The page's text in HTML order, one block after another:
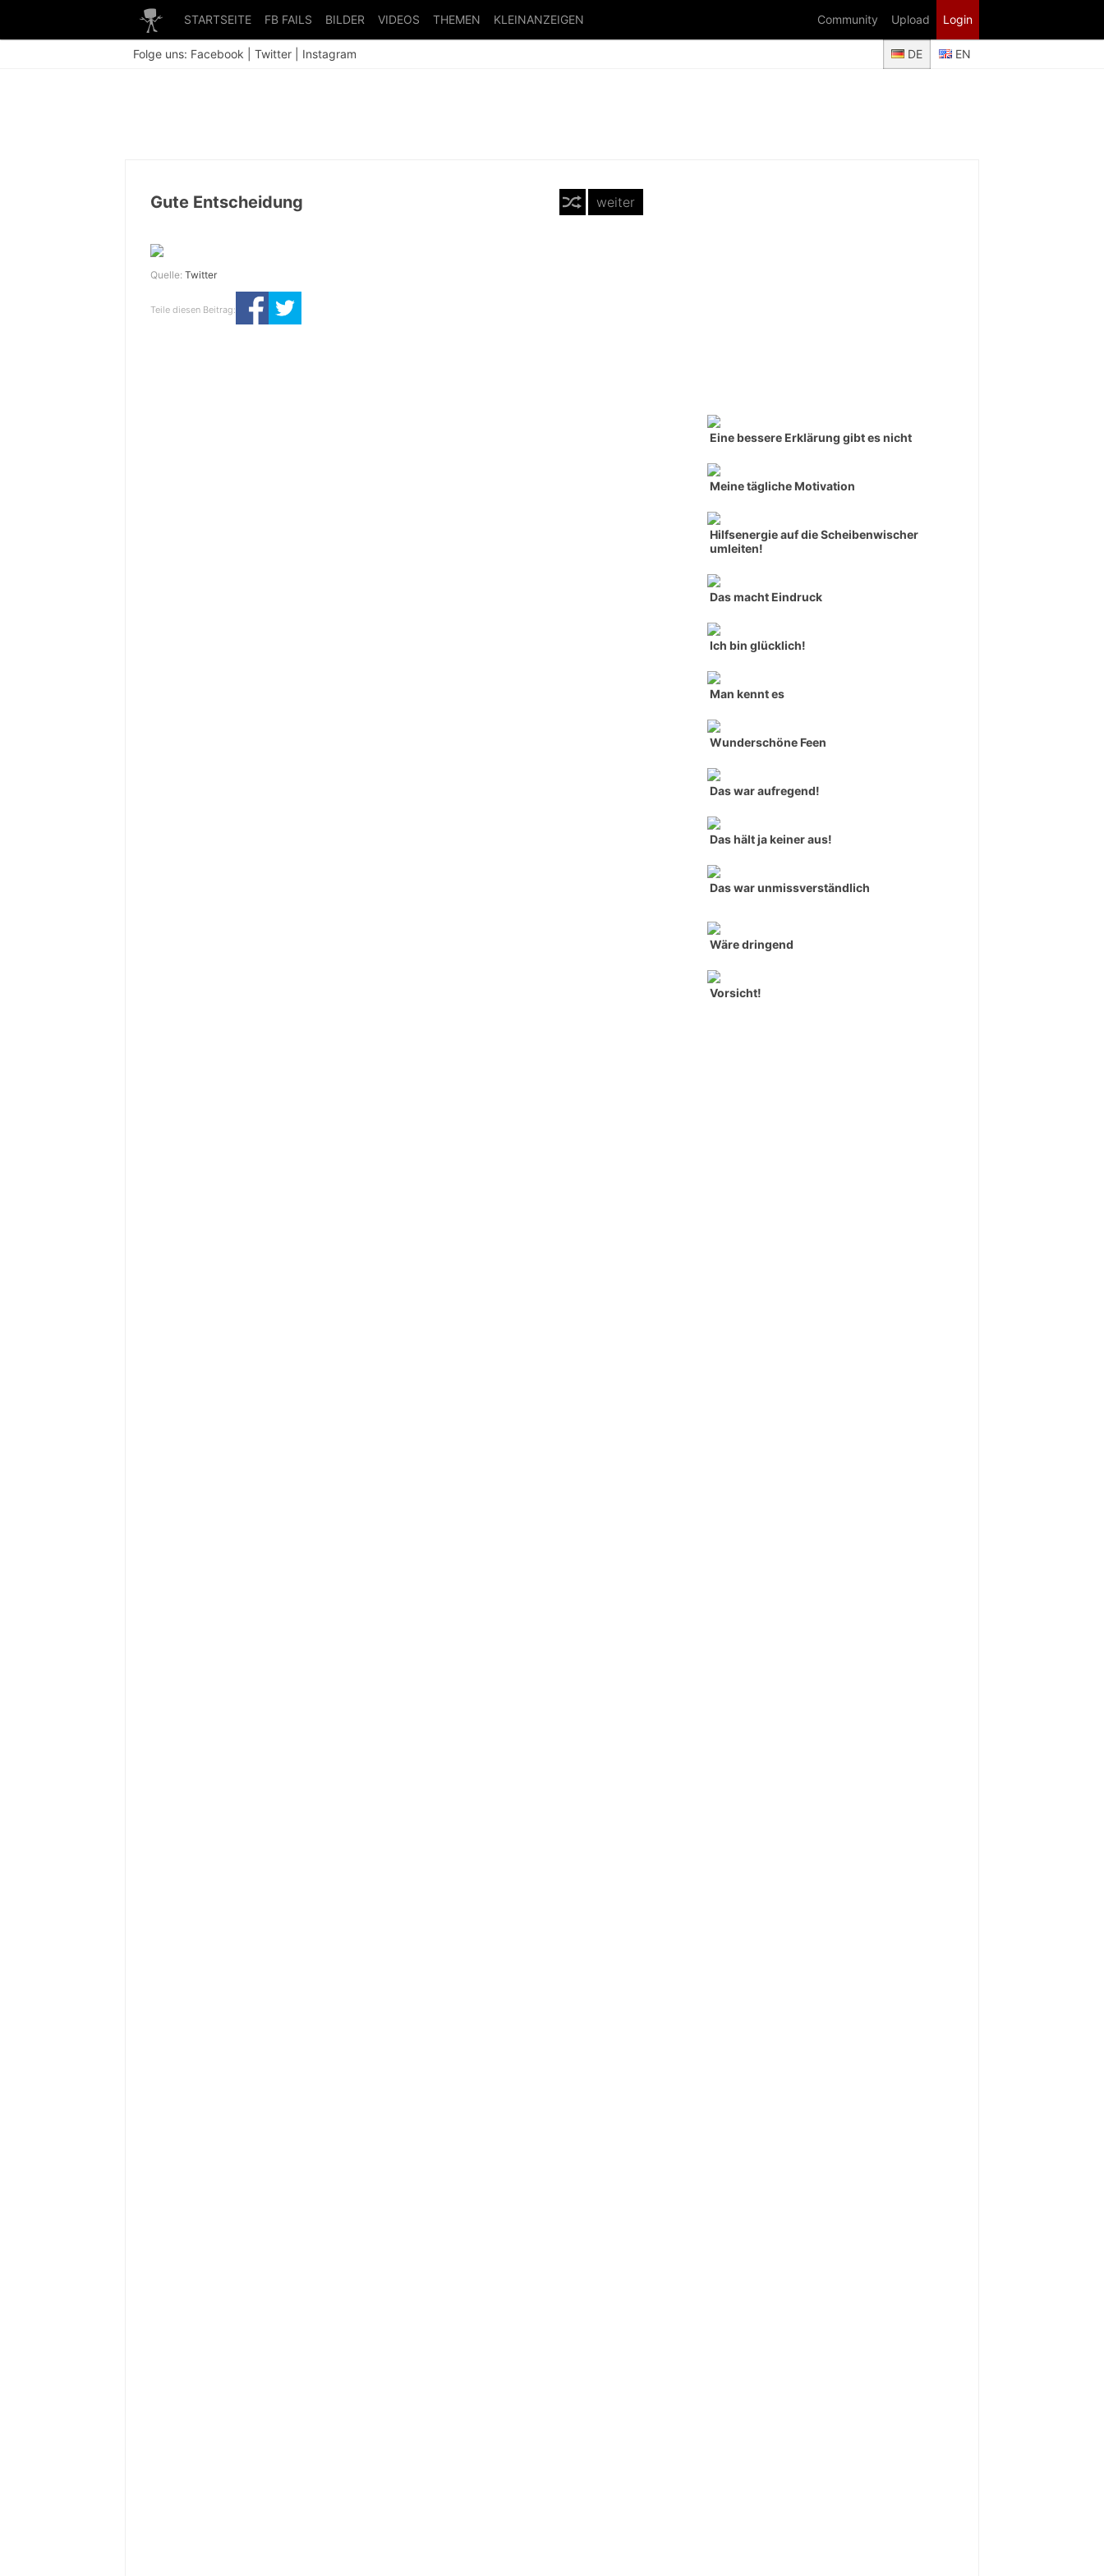
STARTSEITE FB FAILS BILDER VIDEOS THEMEN KLEINANZEIGEN Login
Upload
Community
Folge uns: Facebook Twitter Instagram DE EN
weiter
Gute Entscheidung
Quelle: Twitter
Teile diesen Beitrag:
Eine bessere Erklärung gibt es nicht
Meine tägliche Motivation
Hilfsenergie auf die Scheibenwischer
umleiten!
Das macht Eindruck
Ich bin glücklich!
Man kennt es
Wunderschöne Feen
Das war aufregend!
Das hält ja keiner aus!
Das war unmissverständlich
Wäre dringend
Vorsicht!